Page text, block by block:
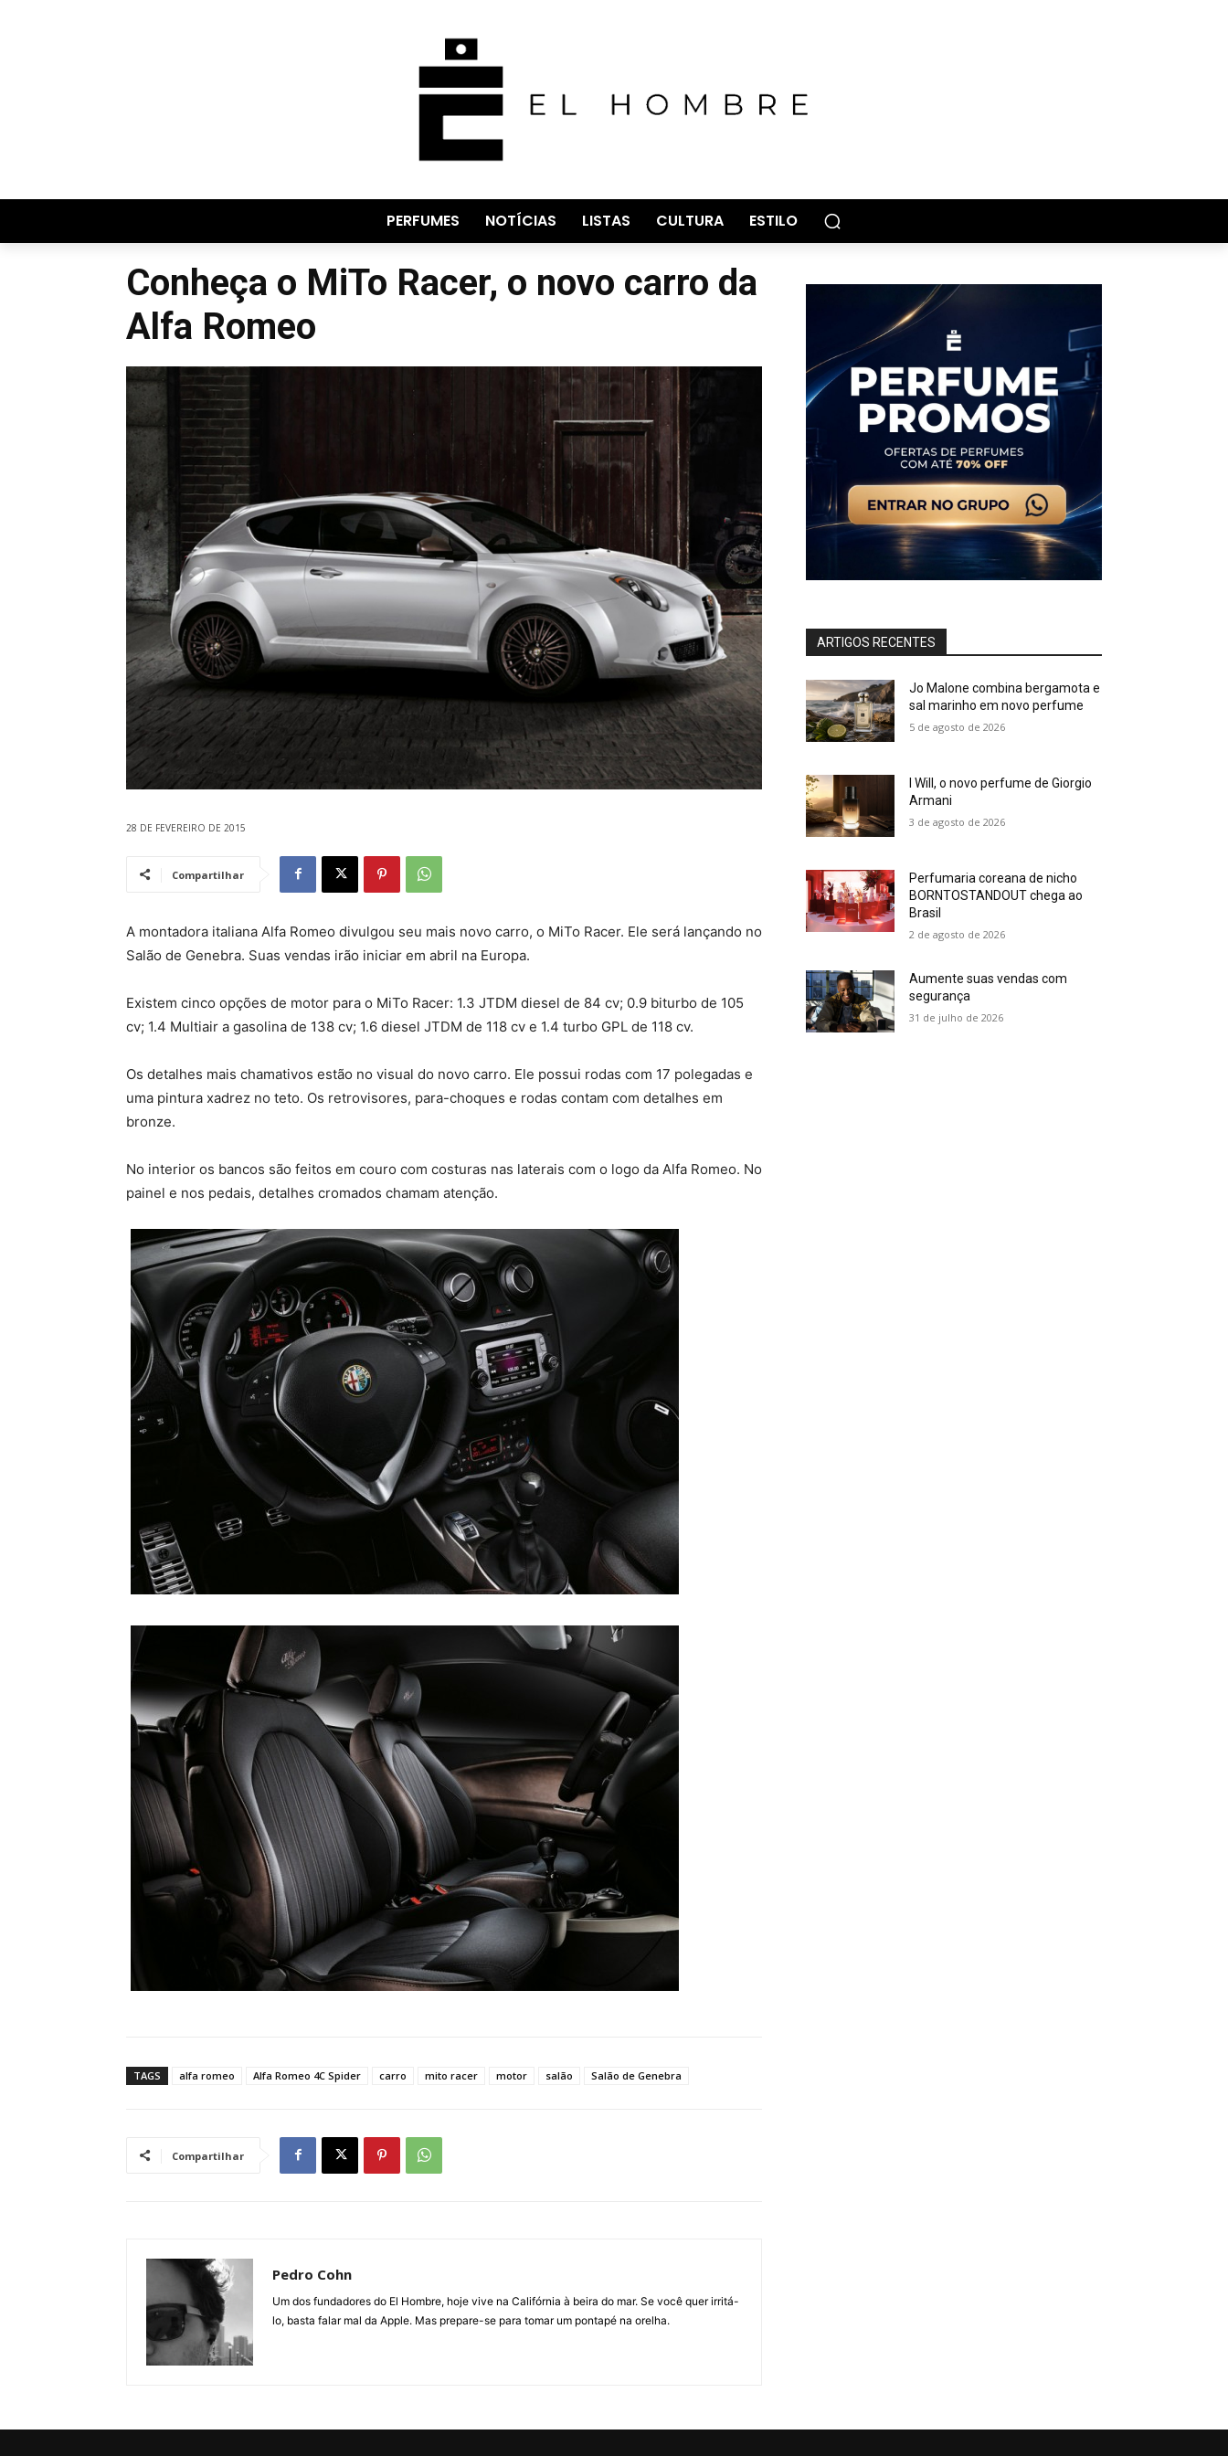
PERFUMES NOTÍCIAS LISTAS CULTURA ESTILO
Conheça o MiTo Racer, o novo carro da
Alfa Romeo
28 DE FEVEREIRO DE 2015
Compartilhar
A montadora italiana Alfa Romeo divulgou seu mais novo carro, o MiTo Racer. Ele será lançando no
Salão de Genebra. Suas vendas irão iniciar em abril na Europa.
Existem cinco opções de motor para o MiTo Racer: 1.3 JTDM diesel de 84 cv; 0.9 biturbo de 105
cv; 1.4 Multiair a gasolina de 138 cv; 1.6 diesel JTDM de 118 cv e 1.4 turbo GPL de 118 cv.
Os detalhes mais chamativos estão no visual do novo carro. Ele possui rodas com 17 polegadas e
uma pintura xadrez no teto. Os retrovisores, para-choques e rodas contam com detalhes em
bronze.
No interior os bancos são feitos em couro com costuras nas laterais com o logo da Alfa Romeo. No
painel e nos pedais, detalhes cromados chamam atenção.
TAGS alfa romeo Alfa Romeo 4C Spider carro mito racer motor salão Salão de Genebra
Compartilhar
Pedro Cohn
Um dos fundadores do El Hombre, hoje vive na Califórnia à beira do mar. Se você quer irritá-
lo, basta falar mal da Apple. Mas prepare-se para tomar um pontapé na orelha.
ARTIGOS RECENTES
Jo Malone combina bergamota e
sal marinho em novo perfume
5 de agosto de 2026
I Will, o novo perfume de Giorgio
Armani
3 de agosto de 2026
Perfumaria coreana de nicho
BORNTOSTANDOUT chega ao
Brasil
2 de agosto de 2026
Aumente suas vendas com
segurança
31 de julho de 2026